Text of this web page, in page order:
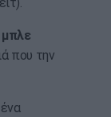
μπλε
που την